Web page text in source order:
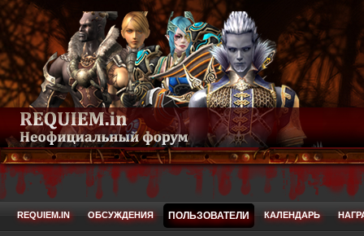
REQUIEM.IN ОБСУЖДЕНИЯ ПОЛЬЗОВАТЕЛИ КАЛЕНДАРЬ